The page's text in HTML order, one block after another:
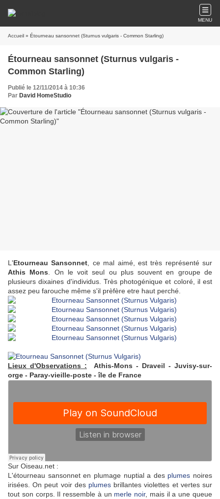
MENU
Accueil » Étourneau sansonnet (Sturnus vulgaris - Common Starling)
Étourneau sansonnet (Sturnus vulgaris -
Common Starling)
Publié le 12/11/2014 à 10:36
Par David HomeStudio
L'Etourneau Sansonnet , ce mal aimé, est très représenté sur
Athis Mons . On le voit seul ou plus souvent en groupe de
plusieurs dixaines d'individus. Très photogénique et coloré, il est
assez peu farouche même s'il prèfère etre haut perché.
Lieux d'Observations : Athis-Mons - Draveil - Juvisy-sur-
orge - Paray-vieille-poste - île de France
Sur Oiseau.net :
L'étourneau sansonnet en plumage nuptial a des plumes noires
irisées. On peut voir des plumes brillantes violettes et vertes sur
tout son corps. Il ressemble à un merle noir, mais il a une queue